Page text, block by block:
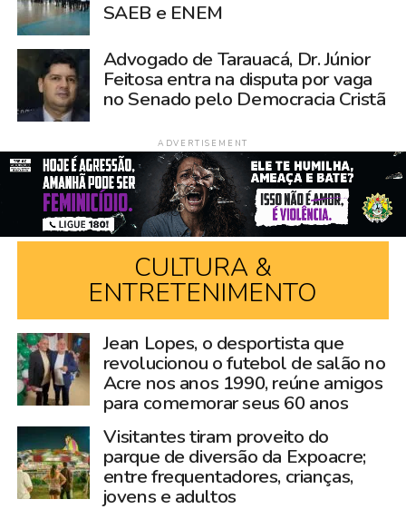
SAEB e ENEM
Advogado de Tarauacá, Dr. Júnior
Feitosa entra na disputa por vaga
no Senado pelo Democracia Cristã
ADVERTISEMENT
CULTURA &
ENTRETENIMENTO
Jean Lopes, o desportista que
revolucionou o futebol de salão no
Acre nos anos 1990, reúne amigos
para comemorar seus 60 anos
Visitantes tiram proveito do
parque de diversão da Expoacre;
entre frequentadores, crianças,
jovens e adultos